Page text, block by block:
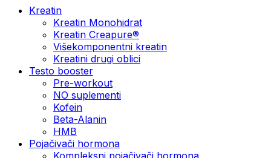
Kreatin
Kreatin Monohidrat
Kreatin Creapure®
Višekomponentni kreatin
Kreatini drugi oblici
Testo booster
Pre-workout
NO suplementi
Kofein
Beta-Alanin
HMB
Pojačivači hormona
Kompleksni pojačivači hormona